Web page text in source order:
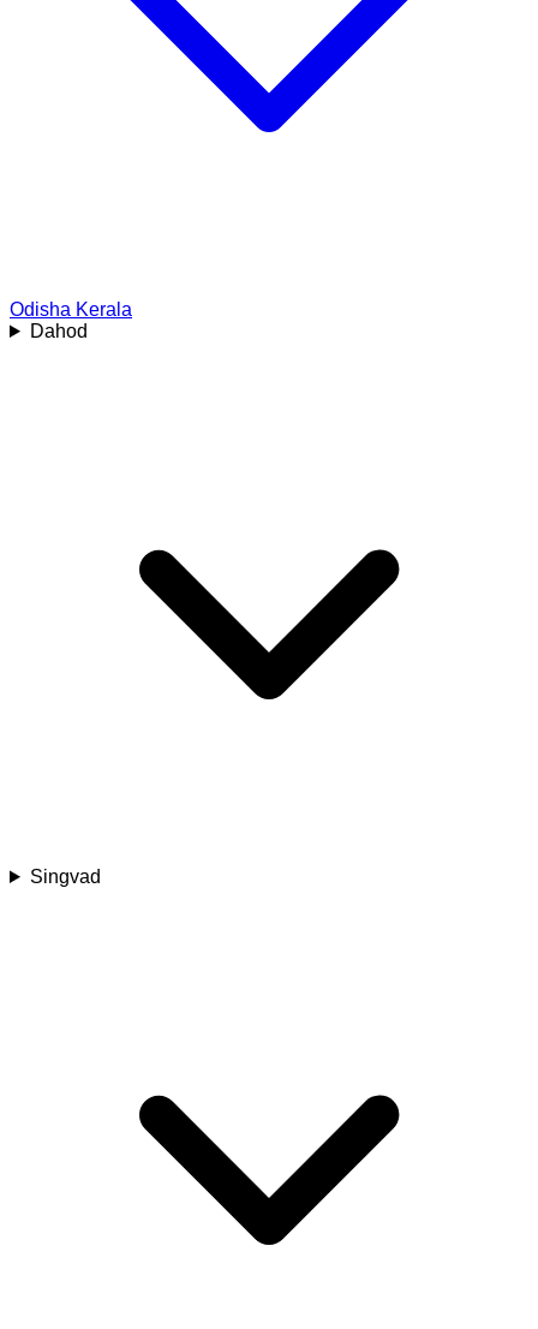
Odisha Kerala
Dahod
Singvad